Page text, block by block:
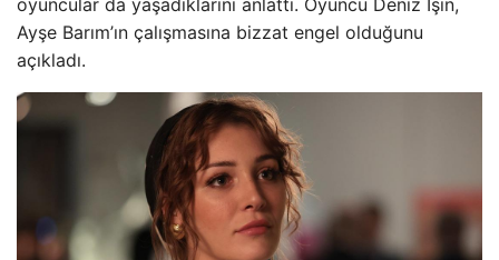
Ayşe Barım’ın çalışmasına bizzat engel olduğunu
açıkladı.